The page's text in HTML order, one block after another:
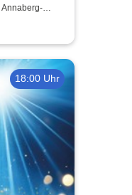
18:00 Uhr